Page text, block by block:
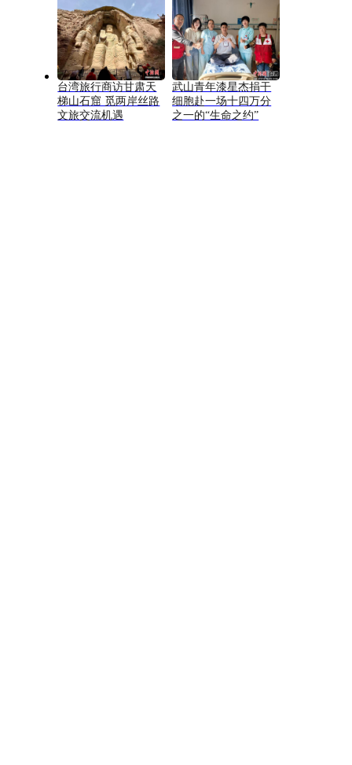
台湾旅行商访甘肃天
梯山石窟 觅两岸丝路
文旅交流机遇
武山青年漆星杰捐干
细胞赴一场十四万分
之一的“生命之约”